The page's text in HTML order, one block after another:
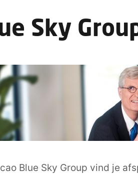
Sky
Blue Sky Group vind je